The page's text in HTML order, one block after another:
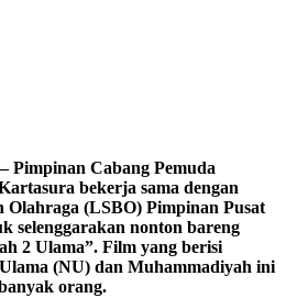
Pimpinan Cabang Pemuda
bekerja sama dengan
Olahraga (LSBO) Pimpinan Pusat
selenggarakan nonton bareng
2 Ulama”. Film yang berisi
Ulama (NU) dan Muhammadiyah ini
orang.